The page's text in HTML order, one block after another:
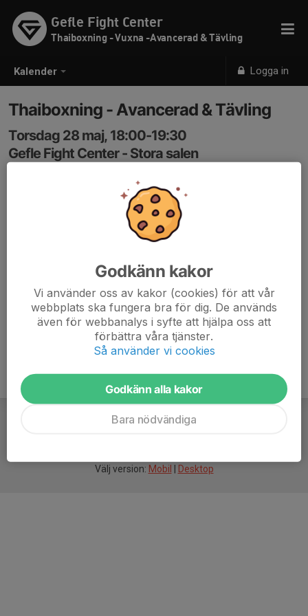
Kalender Logga in
Gefle Fight Center
Thaiboxning - Vuxna -Avancerad & Tävling
Thaiboxning - Avancerad & Tävling
Torsdag 28 maj, 18:00-19:30
Gefle Fight Center - Stora salen
Thaiboxning - Avancerad & Tävling
Välj version: Mobil Desktop
Godkänn kakor
Vi använder oss av kakor (cookies) för att vår
webbplats ska fungera bra för dig. De används
även för webbanalys i syfte att hjälpa oss att
förbättra våra tjänster.
Så använder vi cookies
Godkänn alla kakor
Bara nödvändiga